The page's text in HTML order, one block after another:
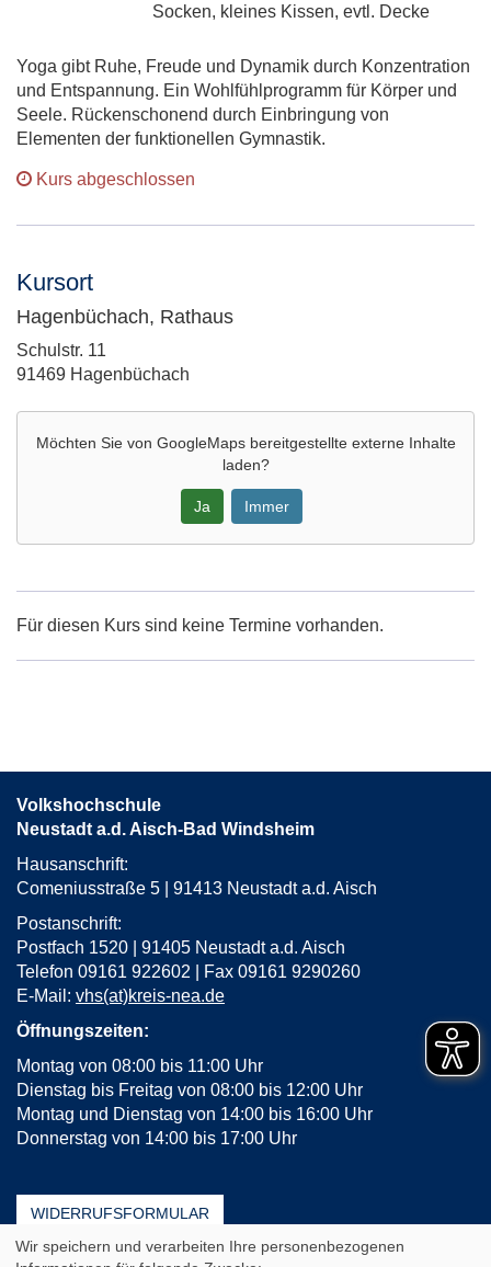
Socken, kleines Kissen, evtl. Decke
Yoga gibt Ruhe, Freude und Dynamik durch Konzentration
und Entspannung. Ein Wohlfühlprogramm für Körper und
Seele. Rückenschonend durch Einbringung von
Elementen der funktionellen Gymnastik.
Kurs abgeschlossen
Kursort
Hagenbüchach, Rathaus
Adresse:
Schulstr. 11
91469 Hagenbüchach
Möchten Sie von GoogleMapsbereitgestellte externe Inhalte
laden?
Ja Immer
Maps
Karte
Hagenbüchach,
Für diesen Kurs sind keine Termine vorhanden.
Volkshochschule
Neustadt a.d. Aisch-Bad Windsheim
Hausanschrift:
Comeniusstraße 5 | 91413 Neustadt a.d. Aisch
Postanschrift:
Postfach 1520 | 91405 Neustadt a.d. Aisch
Telefon 09161 922602 | Fax 09161 9290260
E-Mail: vhs(at)kreis-nea.de
Öffnungszeiten:
Montag von 08:00 bis 11:00 Uhr
Dienstag bis Freitag von 08:00 bis 12:00 Uhr
Montag und Dienstag von 14:00 bis 16:00 Uhr
Donnerstag von 14:00 bis 17:00 Uhr
WIDERRUFSFORMULAR
AGB Impressum Erklärung zur Barrierefreiheit
Wir speichern und verarbeiten Ihre personenbezogenen